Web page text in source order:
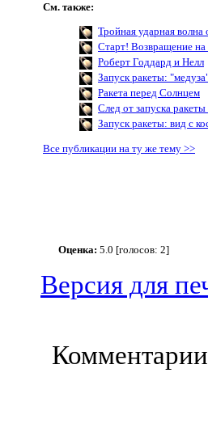
См. также:
Тройная ударная
Старт! Возвращение
Роберт Годдард и Нелл
Запуск ракеты:
Ракета перед Солнцем
След от запуска
Запуск ракеты: вид с
Все публикации на ту же тему >>
Оценка: 5.0 [голосов: 2]
Версия для